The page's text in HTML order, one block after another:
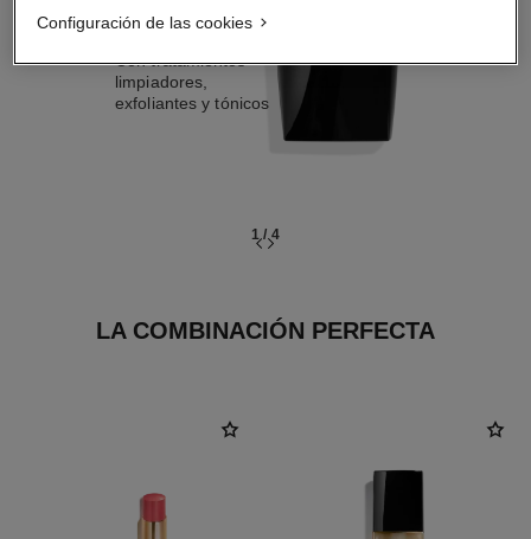
LIMPIAR
Con tratamientos
limpiadores,
exfoliantes y tónicos
1/4
LA COMBINACIÓN PERFECTA
Configuración de las cookies